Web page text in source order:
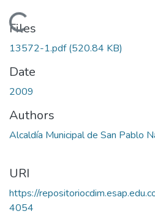
Loading...
Files
13572-1.pdf(520.84 KB)
Date
2009
Authors
Alcaldía Municipal de San Pablo
URI
https://
4054